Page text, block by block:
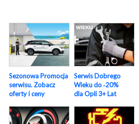
Sezonowa Promocja
serwisu. Zobacz
oferty i ceny
Serwis Dobrego
Wieku do ‑20%
dla Opli 3+ Lat